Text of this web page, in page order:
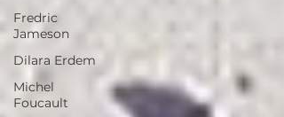
Fredric
Jameson
Dilara Erdem
Michel
Foucault